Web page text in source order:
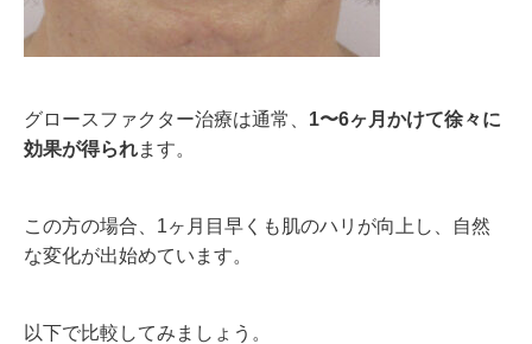
グロースファクター治療は通常、 1〜6ヶ月かけて徐々に
効果が得られます。
この方の場合、1ヶ月目早くも肌のハリが向上し、自然
な変化が出始めています。
以下で比較してみましょう。